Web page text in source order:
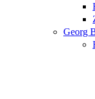
Georg